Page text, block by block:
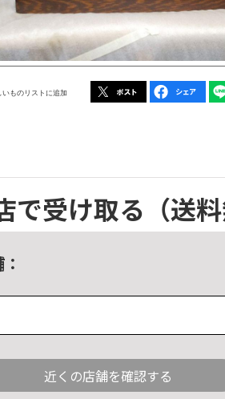
いものリストに追加
で受け取る （送
近くの店舗を確認する